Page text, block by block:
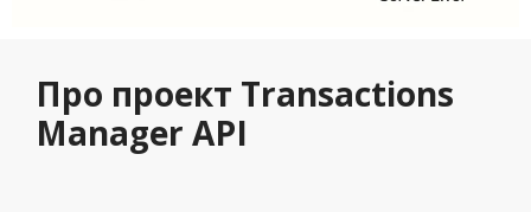
Про проект Transactions
Manager API